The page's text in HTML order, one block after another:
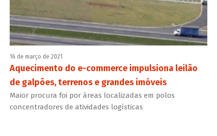
16 de março de 2021
Aquecimento do e-commerce impulsiona leilão
de galpões, terrenos e grandes imóveis
Maior procura foi por áreas localizadas em polos
concentradores de atividades logísticas